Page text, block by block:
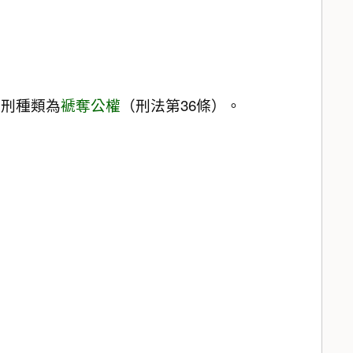
種類為褫奪公權 （刑法第36條）。